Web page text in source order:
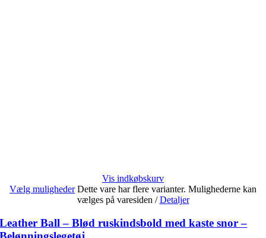
Vis indkøbskurv
Vælg muligheder Dette vare har flere varianter. Mulighederne kan
vælges på varesiden / Detaljer
Leather Ball – Blød ruskindsbold med kaste snor –